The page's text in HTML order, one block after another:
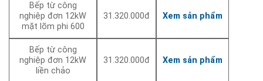
Bếp từ công
nghiệp đơn 12kW
mặt lõm phi 600
31.320.000đ Xem sản phẩm
Bếp từ công
nghiệp đơn 12kW
liền chảo
31.320.000đ Xem sản phẩm